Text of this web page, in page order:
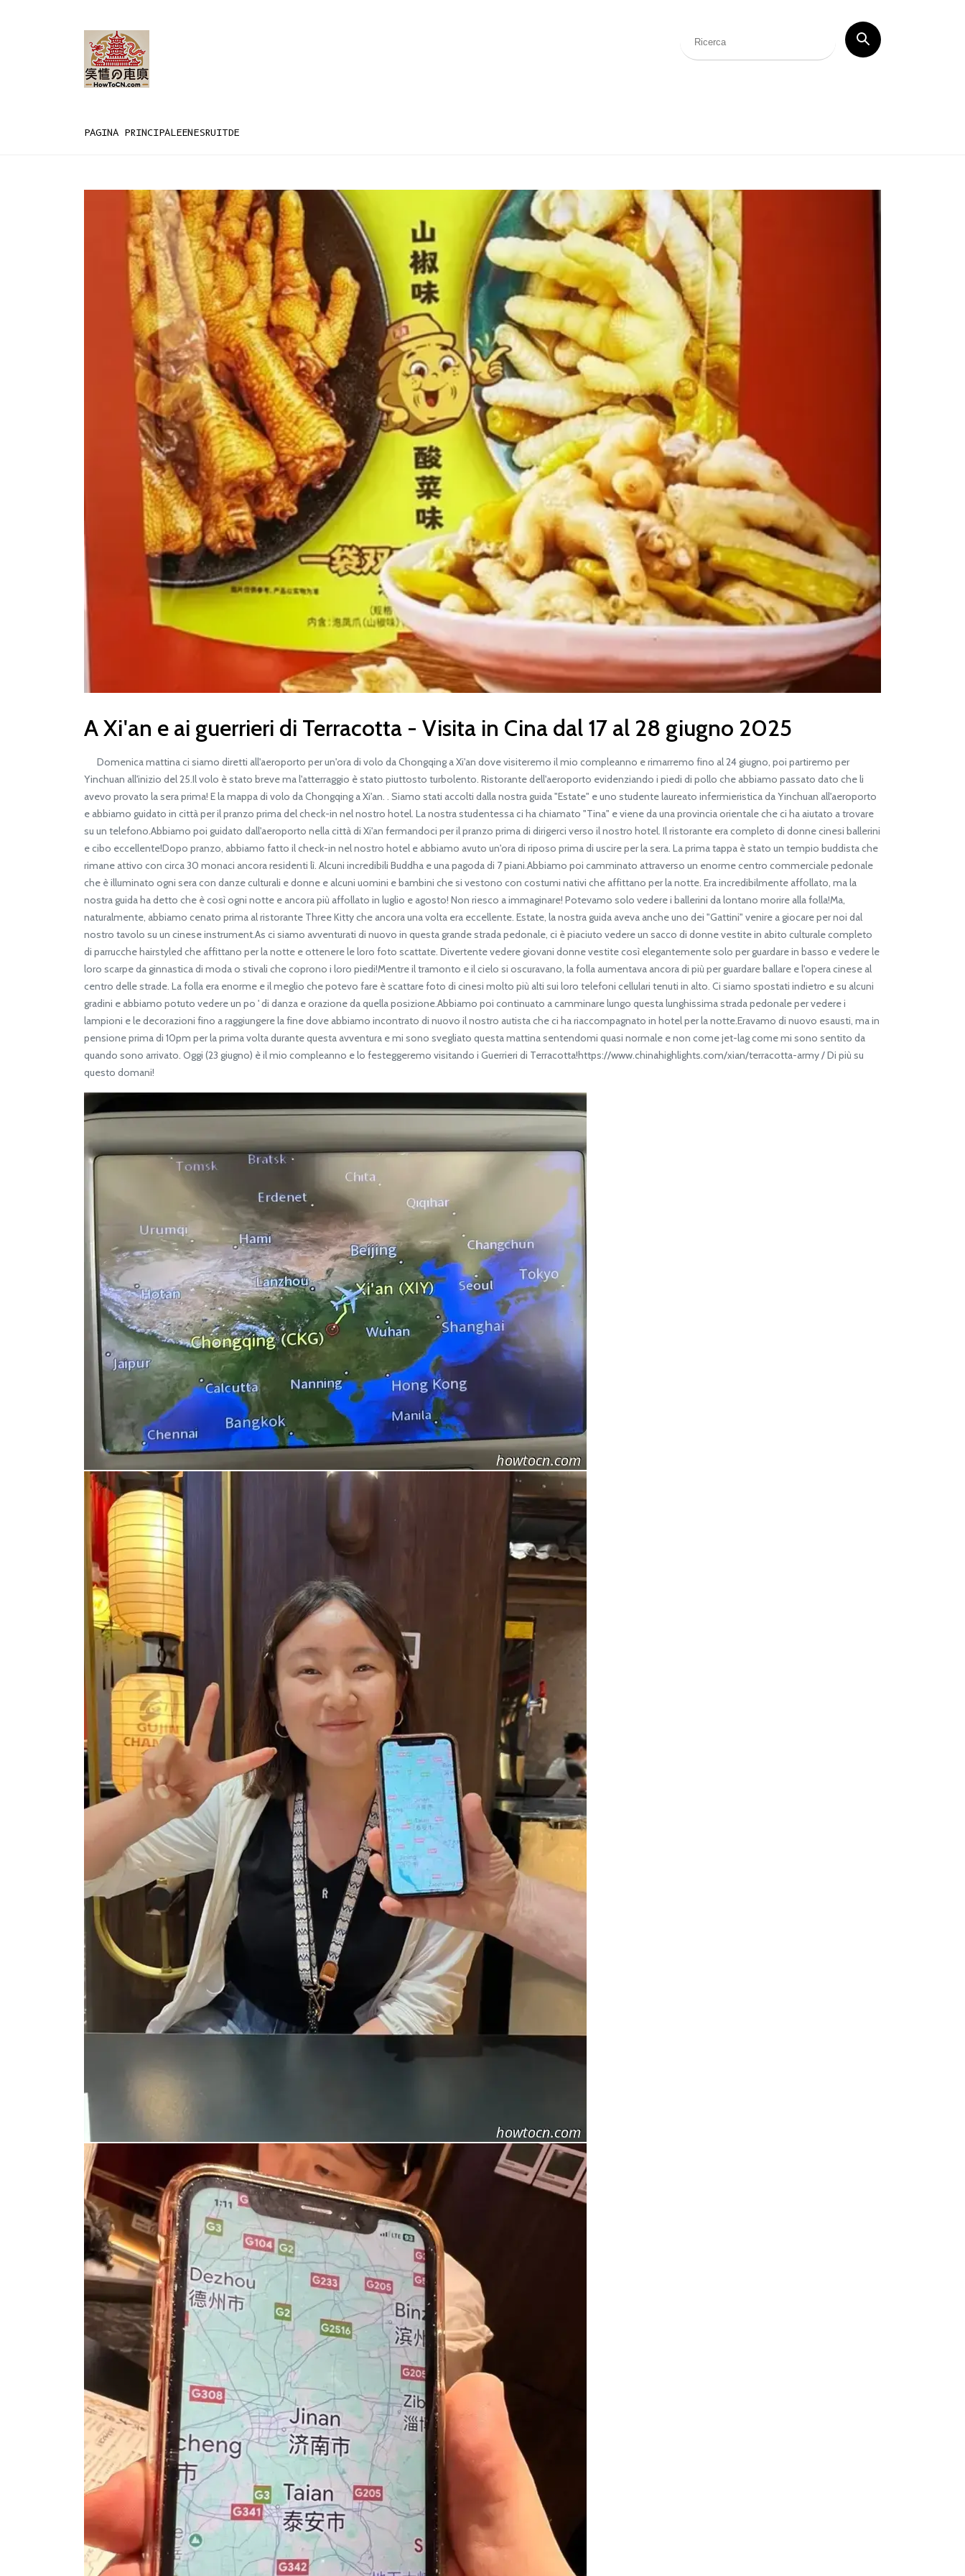
PAGINA PRINCIPALEENESRUITDE
A Xi'an e ai guerrieri di Terracotta - Visita in Cina dal 17 al 28 giugno 2025
Domenica mattina ci siamo diretti all'aeroporto per un'ora di volo da Chongqing a Xi'an dove visiteremo il mio compleanno e rimarremo fino al 24 giugno, poi partiremo per
Yinchuan all'inizio del 25.Il volo è stato breve ma l'atterraggio è stato piuttosto turbolento. Ristorante dell'aeroporto evidenziando i piedi di pollo che abbiamo passato dato che li
avevo provato la sera prima! E la mappa di volo da Chongqing a Xi'an. . Siamo stati accolti dalla nostra guida "Estate" e uno studente laureato infermieristica da Yinchuan all'aeroporto
e abbiamo guidato in città per il pranzo prima del check-in nel nostro hotel. La nostra studentessa ci ha chiamato "Tina" e viene da una provincia orientale che ci ha aiutato a trovare
su un telefono.Abbiamo poi guidato dall'aeroporto nella città di Xi'an fermandoci per il pranzo prima di dirigerci verso il nostro hotel. Il ristorante era completo di donne cinesi ballerini
e cibo eccellente!Dopo pranzo, abbiamo fatto il check-in nel nostro hotel e abbiamo avuto un'ora di riposo prima di uscire per la sera. La prima tappa è stato un tempio buddista che
rimane attivo con circa 30 monaci ancora residenti lì. Alcuni incredibili Buddha e una pagoda di 7 piani.Abbiamo poi camminato attraverso un enorme centro commerciale pedonale
che è illuminato ogni sera con danze culturali e donne e alcuni uomini e bambini che si vestono con costumi nativi che affittano per la notte. Era incredibilmente affollato, ma la
nostra guida ha detto che è così ogni notte e ancora più affollato in luglio e agosto! Non riesco a immaginare! Potevamo solo vedere i ballerini da lontano morire alla folla!Ma,
naturalmente, abbiamo cenato prima al ristorante Three Kitty che ancora una volta era eccellente. Estate, la nostra guida aveva anche uno dei "Gattini" venire a giocare per noi dal
nostro tavolo su un cinese instrument.As ci siamo avventurati di nuovo in questa grande strada pedonale, ci è piaciuto vedere un sacco di donne vestite in abito culturale completo
di parrucche hairstyled che affittano per la notte e ottenere le loro foto scattate. Divertente vedere giovani donne vestite così elegantemente solo per guardare in basso e vedere le
loro scarpe da ginnastica di moda o stivali che coprono i loro piedi!Mentre il tramonto e il cielo si oscuravano, la folla aumentava ancora di più per guardare ballare e l'opera cinese al
centro delle strade. La folla era enorme e il meglio che potevo fare è scattare foto di cinesi molto più alti sui loro telefoni cellulari tenuti in alto. Ci siamo spostati indietro e su alcuni
gradini e abbiamo potuto vedere un po ' di danza e orazione da quella posizione.Abbiamo poi continuato a camminare lungo questa lunghissima strada pedonale per vedere i
lampioni e le decorazioni fino a raggiungere la fine dove abbiamo incontrato di nuovo il nostro autista che ci ha riaccompagnato in hotel per la notte.Eravamo di nuovo esausti, ma in
pensione prima di 10pm per la prima volta durante questa avventura e mi sono svegliato questa mattina sentendomi quasi normale e non come jet-lag come mi sono sentito da
quando sono arrivato. Oggi (23 giugno) è il mio compleanno e lo festeggeremo visitando i Guerrieri di Terracotta!https://www.chinahighlights.com/xian/terracotta-army / Di più su
questo domani!